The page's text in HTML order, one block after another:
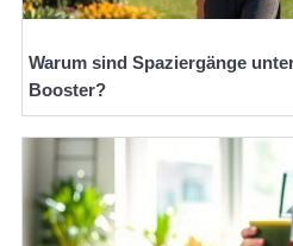
Warum sind Spaziergänge
Booster?